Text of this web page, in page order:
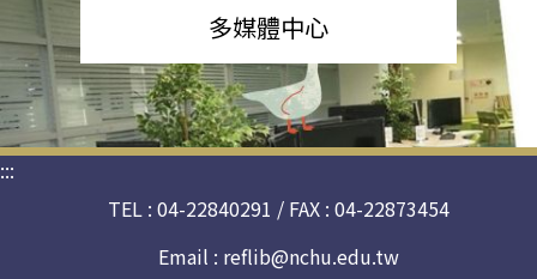
多媒體中心
:::
TEL : 04-22840291 / FAX : 04-22873454
Email : reflib@nchu.edu.tw